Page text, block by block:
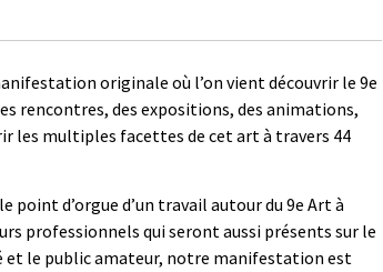
originale où l’on vient découvrir le 9e
rencontres, des expositions, des animations,
les multiples facettes de cet art à travers 44
point d’orgue d’un travail autour du 9e Art à
professionnels qui seront aussi présents sur le
et le public amateur, notre manifestation est